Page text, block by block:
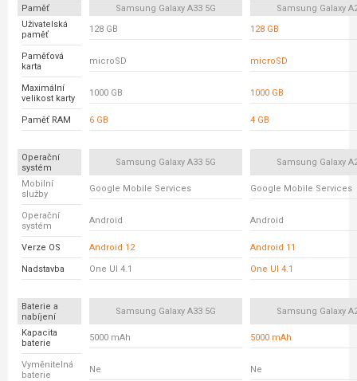
Paměť Samsung Galaxy A33 5G
Samsung Galaxy
Uživatelská
paměť
128 GB 128 GB
Paměťová
karta
microSD microSD
Maximální
velikost karty
1000 GB 1000 GB
Paměť RAM 6 GB 4 GB
Operační
systém
Samsung Galaxy A33 5G Samsung Galaxy
Mobilní
služby
Google Mobile Services Google Mobile Services
Operační
systém
Android Android
Verze OS Android 12 Android 11
Nadstavba One UI 4.1 One UI 4.1
Baterie a
nabíjení
Samsung Galaxy A33 5G Samsung Galaxy
Kapacita
baterie
5000 mAh 5000 mAh
Vyměnitelná
baterie
Ne Ne